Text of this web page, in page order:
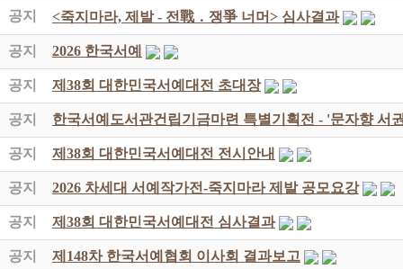
공지 <죽지마라, 제발 - 전戰 ․ 쟁爭 너머> 심사결과
공지 2026 한국서예
공지 제38회 대한민국서예대전 초대장
공지 한국서예도서관건립기금마련 특별기획전 - '문자향 서
공지 제38회 대한민국서예대전 전시안내
공지 2026 차세대 서예작가전-죽지마라 제발 공모요강
공지 제38회 대한민국서예대전 심사결과
공지 제148차 한국서예협회 이사회 결과보고